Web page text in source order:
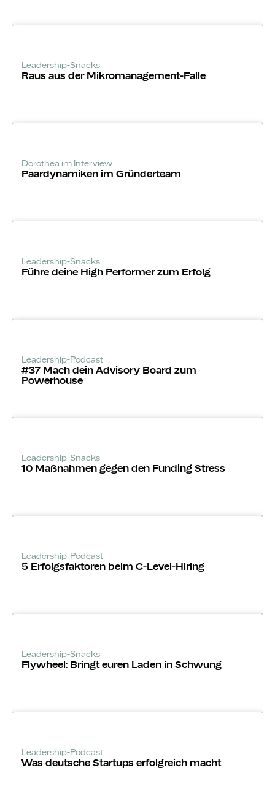
Leadership-Snacks
Raus aus der Mikro­manage­ment-Falle
Dorothea im Interview
Paardynamiken im Gründerteam
Leadership-Snacks
Führe deine High Performer zum Erfolg
Leadership-Podcast
#37 Mach dein Advisory Board zum
Powerhouse
Leadership-Snacks
10 Maßnahmen gegen den Funding Stress
Leadership-Podcast
5 Erfolgsfaktoren beim C-Level-Hiring
Leadership-Snacks
Flywheel: Bringt euren Laden in Schwung
Leadership-Podcast
Was deutsche Startups erfolgreich macht